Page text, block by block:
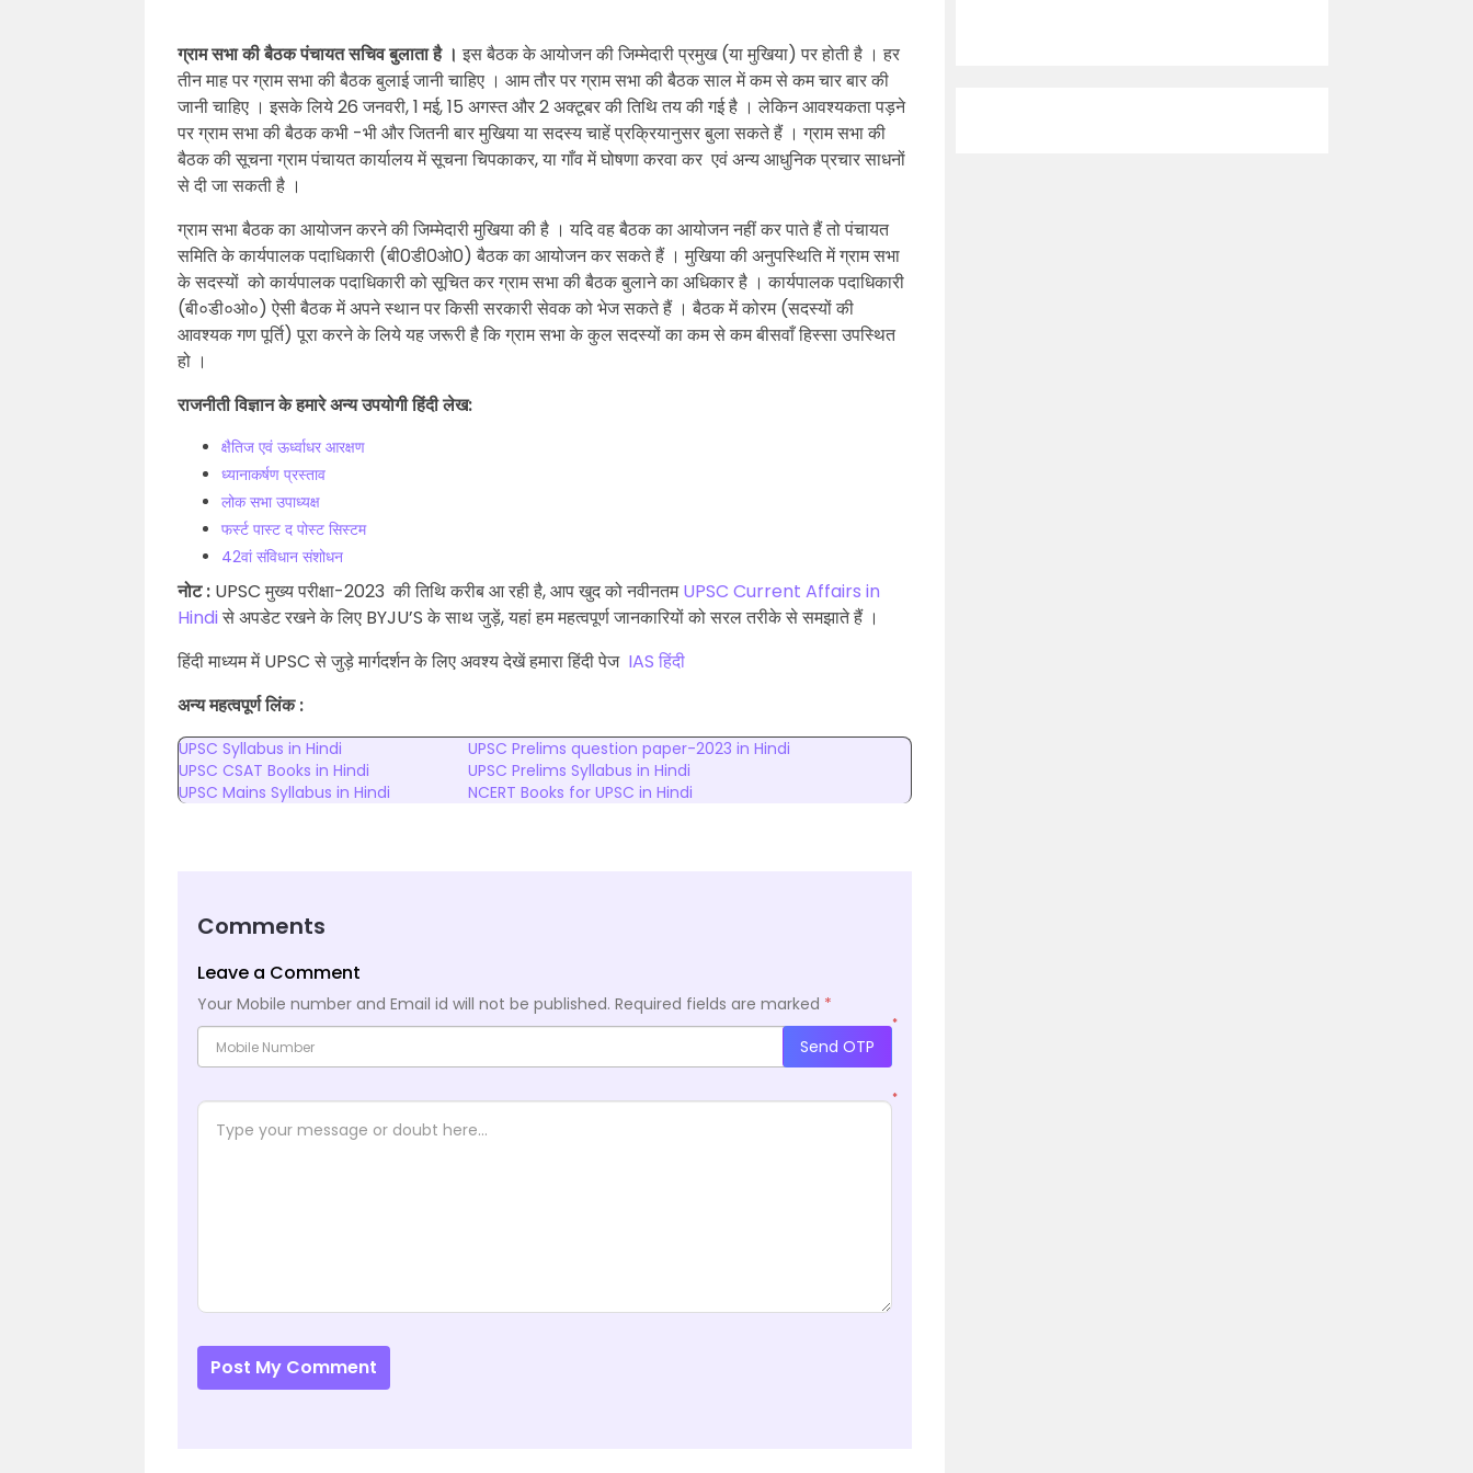
ग्राम सभा की बैठक पंचायत सचिव बुलाता है ।इस बैठक के आयोजन की जिम्मेदारी प्रमुख (या मुखिया) पर होती है । हर
तीन माह पर ग्राम सभा की बैठक बुलाई जानी चाहिए । आम तौर पर ग्राम सभा की बैठक साल में कम से कम चार बार की
जानी चाहिए । इसके लिये 26 जनवरी, 1 मई, 15 अगस्त और 2 अक्टूबर की तिथि तय की गई है । लेकिन आवश्यकता पड़ने
पर ग्राम सभा की बैठक कभी -भी और जितनी बार मुखिया या सदस्य चाहें प्रक्रियानुसर बुला सकते हैं । ग्राम सभा की
बैठक की सूचना ग्राम पंचायत कार्यालय में सूचना चिपकाकर, या गाँव में घोषणा करवा कर एवं अन्य आधुनिक प्रचार साधनों
से दी जा सकती है ।
ग्राम सभा बैठक का आयोजन करने की जिम्मेदारी मुखिया की है । यदि वह बैठक का आयोजन नहीं कर पाते हैं तो पंचायत
समिति के कार्यपालक पदाधिकारी (बी0डी0ओ0) बैठक का आयोजन कर सकते हैं । मुखिया की अनुपस्थिति में ग्राम सभा
के सदस्यों को कार्यपालक पदाधिकारी को सूचित कर ग्राम सभा की बैठक बुलाने का अधिकार है । कार्यपालक पदाधिकारी
(बी०डी०ओ०) ऐसी बैठक में अपने स्थान पर किसी सरकारी सेवक को भेज सकते हैं । बैठक में कोरम (सदस्यों की
आवश्यक गण पूर्ति) पूरा करने के लिये यह जरूरी है कि ग्राम सभा के कुल सदस्यों का कम से कम बीसवाँ हिस्सा उपस्थित
हो ।
राजनीती विज्ञान के हमारे अन्य उपयोगी हिंदी लेख:
क्षैतिज एवं ऊर्ध्वाधर आरक्षण
ध्यानाकर्षण प्रस्ताव
लोक सभा उपाध्यक्ष
फर्स्ट पास्ट द पोस्ट सिस्टम
42वां संविधान संशोधन
नोट : UPSC मुख्य परीक्षा-2023 की तिथि करीब आ रही है, आप खुद को नवीनतमUPSC Current Affairs in
Hindiसे अपडेट रखने के लिए BYJU’S के साथ जुड़ें, यहां हम महत्वपूर्ण जानकारियों को सरल तरीके से समझाते हैं ।
हिंदी माध्यम में UPSC से जुड़े मार्गदर्शन के लिए अवश्य देखें हमारा हिंदी पेज IAS हिंदी
अन्य महत्वपूर्ण लिंक :
UPSC Syllabus in Hindi
UPSC Prelims question paper-2023 in Hindi
UPSC CSAT Books in Hindi
UPSC Prelims Syllabus in Hindi
UPSC Mains Syllabus in Hindi
NCERT Books for UPSC in Hindi
Comments
Leave a Comment
Your Mobile number and Email id will not be published. Required fields are marked *
*
Send OTP
*
Post My Comment